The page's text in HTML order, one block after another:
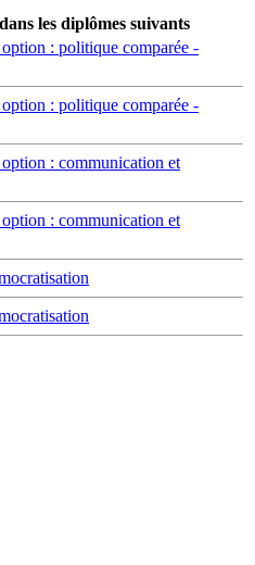
les diplômes suivants
: politique comparée -
: politique comparée -
: communication et
: communication et